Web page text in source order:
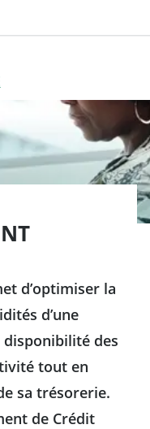
pour les entreprises et
deposit) ?
à la performance ESG
d’optimiser la
d’une
disponibilité des
tout en
sa trésorerie.
de Crédit